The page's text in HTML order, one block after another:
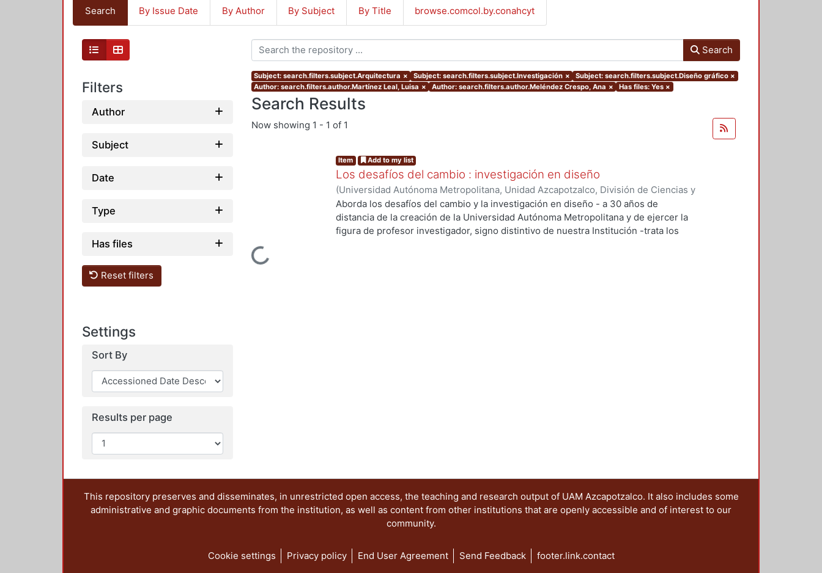
Search By Issue Date By Author By Subject By Title browse.comcol.by.conahcyt
Filters
Author
Subject
Date
Type
Has files
Reset filters
Settings
Sort By
Results per page
Search
Subject: search.filters.subject.Arquitectura × Subject: search.filters.subject.Investigación × Subject: search.filters.subject.Diseño gráfico ×
Author: search.filters.author.Martínez Leal, Luisa × Author: search.filters.author.Meléndez Crespo, Ana × Has files: Yes ×
Search Results
Now showing 1 - 1 of 1
Loading...
Item Add to my list
Los desafíos del cambio : investigación en diseño
(Universidad Autónoma Metropolitana, Unidad Azcapotzalco, División de Ciencias y
Artes para el Diseño, Departamento de Evaluación del Diseño en el Tiempo
12)Córdoba Flores, Consuelo;Huamán Herrera, Elías Antonio;Meléndez Crespo,
Ana;Morales Moreno, Jorge;Redondo Gómez, Maruja;Terrazas, Oscar;Herrera G.
Aborda los desafíos del cambio y la investigación en diseño - a 30 años de
distancia de la creación de la Universidad Autónoma Metropolitana y de ejercer la
figura de profesor investigador, signo distintivo de nuestra Institución -trata los
This repository preserves and disseminates, in unrestricted open access, the teaching and research output of UAM Azcapotzalco. It also includes some
administrative and graphic documents from the institution, as well as content from other institutions that are openly accessible and of interest to our
community.
Cookie settings Privacy policy End User Agreement Send Feedback footer.link.contact